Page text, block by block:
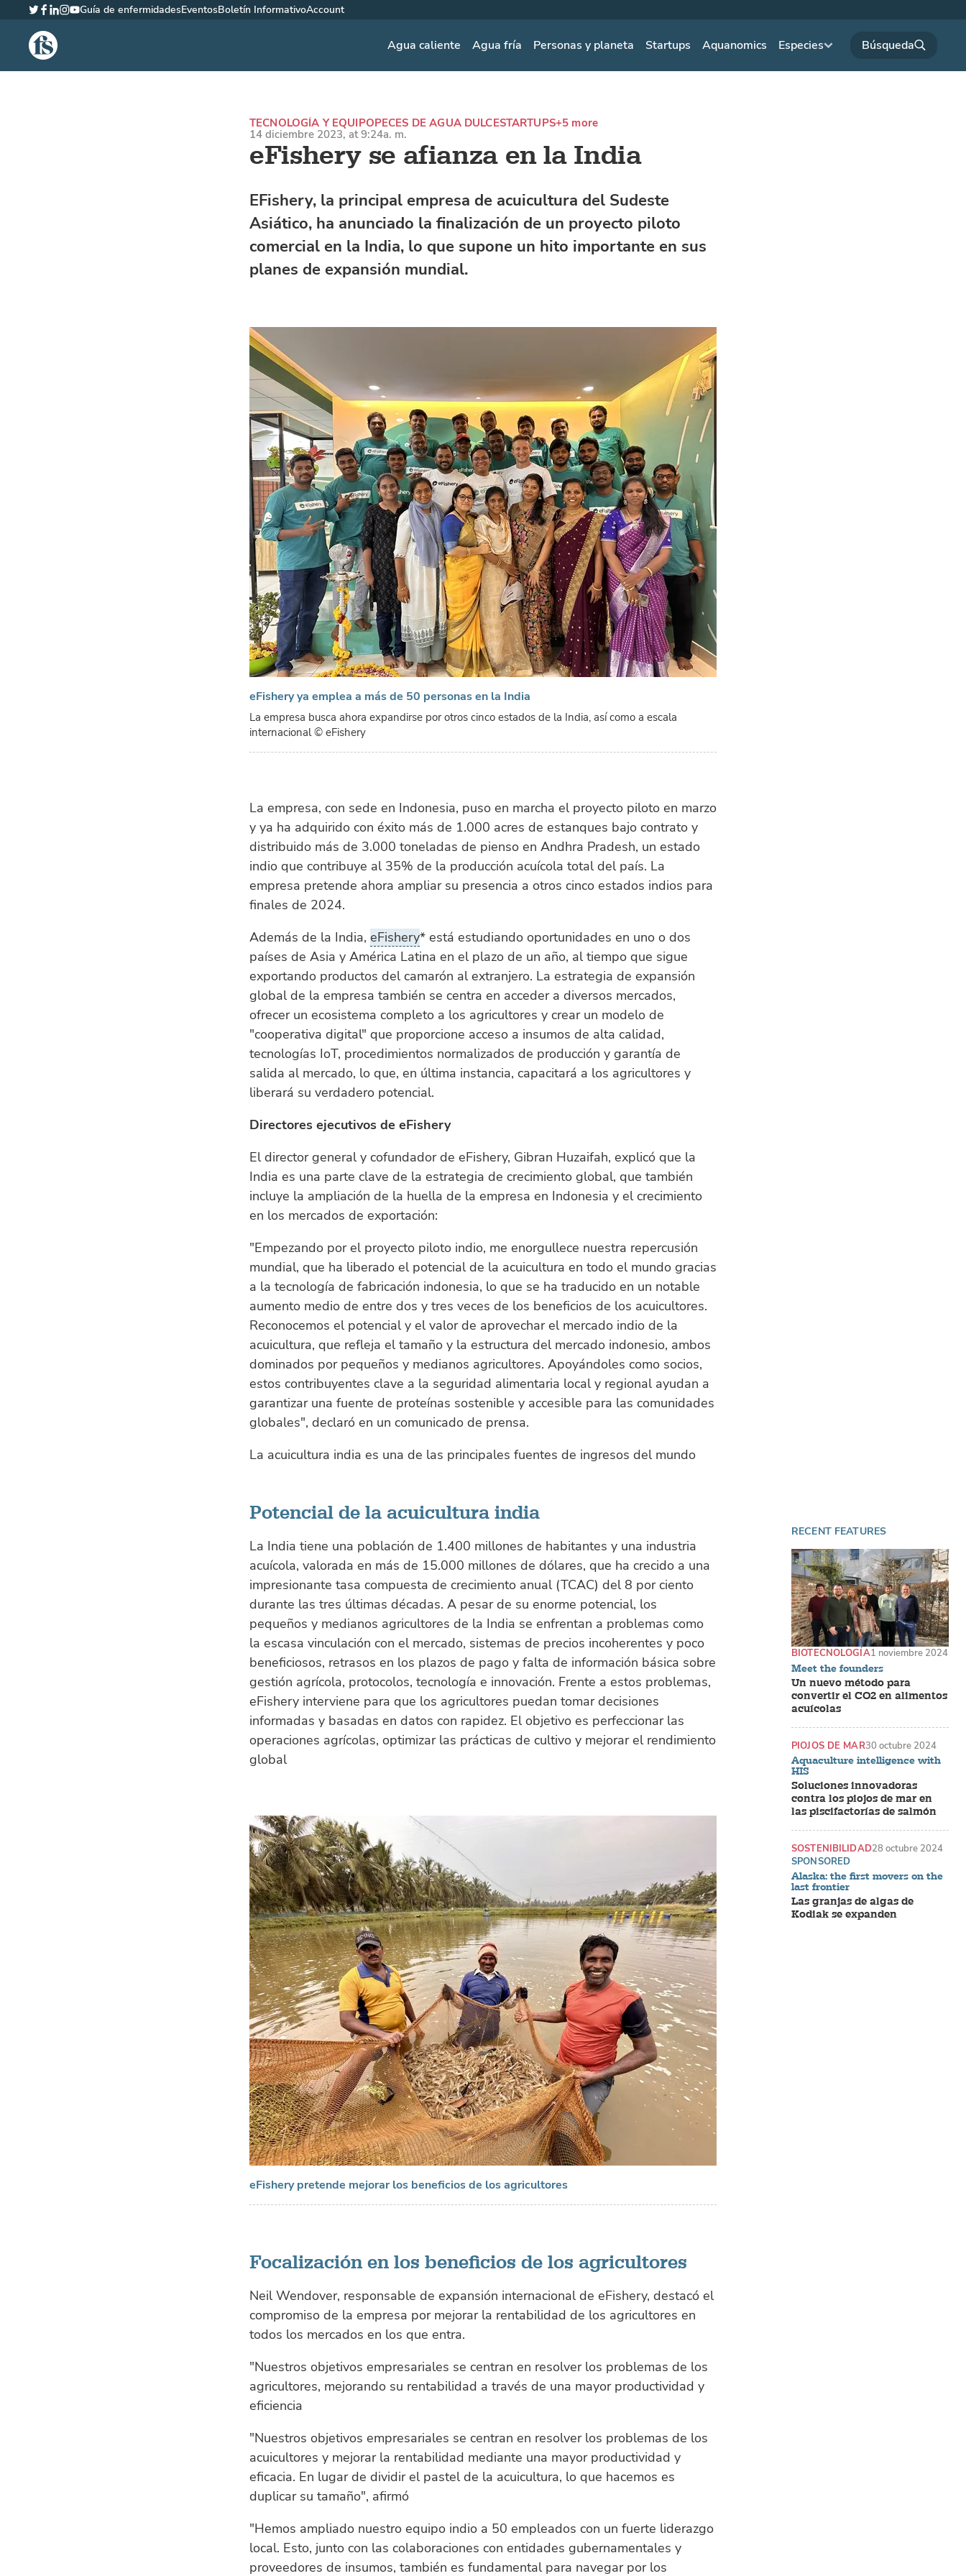
The Fish Site Española Agua caliente Agua fría Personas y planeta Startups Aquanomics Especies
Twitter
Facebook
LinkedIn
Instagram
YouTube
Guía de enfermidadesEventosBoletín InformativoAccount
eFishery se afianza en la India
TECNOLOGÍA Y EQUIPOPECES DE AGUA DULCESTARTUPS+5 more
14 diciembre 2023, at 9:24a. m.
EFishery, la principal empresa de acuicultura del Sudeste
Asiático, ha anunciado la finalización de un proyecto piloto
comercial en la India, lo que supone un hito importante en sus
planes de expansión mundial.
eFishery ya emplea a más de 50 personas en la India
La empresa busca ahora expandirse por otros cinco estados de la India, así como a escala
internacional© eFishery
La empresa, con sede en Indonesia, puso en marcha el proyecto piloto en marzo
y ya ha adquirido con éxito más de 1.000 acres de estanques bajo contrato y
distribuido más de 3.000 toneladas de pienso en Andhra Pradesh, un estado
indio que contribuye al 35% de la producción acuícola total del país. La
empresa pretende ahora ampliar su presencia a otros cinco estados indios para
finales de 2024.
Además de la India, eFishery* está estudiando oportunidades en uno o dos
países de Asia y América Latina en el plazo de un año, al tiempo que sigue
exportando productos del camarón al extranjero. La estrategia de expansión
global de la empresa también se centra en acceder a diversos mercados,
ofrecer un ecosistema completo a los agricultores y crear un modelo de
"cooperativa digital" que proporcione acceso a insumos de alta calidad,
tecnologías IoT, procedimientos normalizados de producción y garantía de
salida al mercado, lo que, en última instancia, capacitará a los agricultores y
liberará su verdadero potencial.
Directores ejecutivos de eFishery
El director general y cofundador de eFishery, Gibran Huzaifah, explicó que la
India es una parte clave de la estrategia de crecimiento global, que también
incluye la ampliación de la huella de la empresa en Indonesia y el crecimiento
en los mercados de exportación:
"Empezando por el proyecto piloto indio, me enorgullece nuestra repercusión
mundial, que ha liberado el potencial de la acuicultura en todo el mundo gracias
a la tecnología de fabricación indonesia, lo que se ha traducido en un notable
aumento medio de entre dos y tres veces de los beneficios de los acuicultores.
Reconocemos el potencial y el valor de aprovechar el mercado indio de la
acuicultura, que refleja el tamaño y la estructura del mercado indonesio, ambos
dominados por pequeños y medianos agricultores. Apoyándoles como socios,
estos contribuyentes clave a la seguridad alimentaria local y regional ayudan a
garantizar una fuente de proteínas sostenible y accesible para las comunidades
globales", declaró en un comunicado de prensa.
La acuicultura india es una de las principales fuentes de ingresos del mundo
Potencial de la acuicultura india
La India tiene una población de 1.400 millones de habitantes y una industria
acuícola, valorada en más de 15.000 millones de dólares, que ha crecido a una
impresionante tasa compuesta de crecimiento anual (TCAC) del 8 por ciento
durante las tres últimas décadas. A pesar de su enorme potencial, los
pequeños y medianos agricultores de la India se enfrentan a problemas como
la escasa vinculación con el mercado, sistemas de precios incoherentes y poco
beneficiosos, retrasos en los plazos de pago y falta de información básica sobre
gestión agrícola, protocolos, tecnología e innovación. Frente a estos problemas,
eFishery interviene para que los agricultores puedan tomar decisiones
informadas y basadas en datos con rapidez. El objetivo es perfeccionar las
operaciones agrícolas, optimizar las prácticas de cultivo y mejorar el rendimiento
global
eFishery pretende mejorar los beneficios de los agricultores
Focalización en los beneficios de los agricultores
Neil Wendover, responsable de expansión internacional de eFishery, destacó el
compromiso de la empresa por mejorar la rentabilidad de los agricultores en
todos los mercados en los que entra.
"Nuestros objetivos empresariales se centran en resolver los problemas de los
agricultores, mejorando su rentabilidad a través de una mayor productividad y
eficiencia
"Nuestros objetivos empresariales se centran en resolver los problemas de los
acuicultores y mejorar la rentabilidad mediante una mayor productividad y
eficacia. En lugar de dividir el pastel de la acuicultura, lo que hacemos es
duplicar su tamaño", afirmó
"Hemos ampliado nuestro equipo indio a 50 empleados con un fuerte liderazgo
local. Esto, junto con las colaboraciones con entidades gubernamentales y
proveedores de insumos, también es fundamental para navegar por los
RECENT FEATURES
Meet the founders
Un nuevo método para
convertir el CO2 en alimentos
acuícolas
BIOTECNOLOGÍA1 noviembre 2024
Aquaculture intelligence with
HIS
Soluciones innovadoras
contra los piojos de mar en
las piscifactorías de salmón
PIOJOS DE MAR30 octubre 2024
Alaska: the first movers on the
last frontier
Las granjas de algas de
Kodiak se expanden
SOSTENIBILIDAD28 octubre 2024
SPONSORED